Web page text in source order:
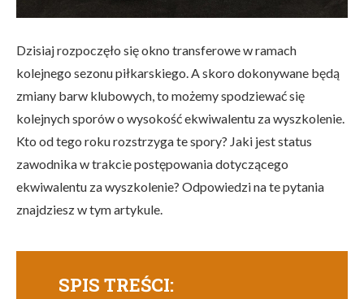
Dzisiaj rozpoczęło się okno transferowe w ramach
kolejnego sezonu piłkarskiego. A skoro dokonywane będą
zmiany barw klubowych, to możemy spodziewać się
kolejnych sporów o wysokość ekwiwalentu za wyszkolenie.
Kto od tego roku rozstrzyga te spory? Jaki jest status
zawodnika w trakcie postępowania dotyczącego
ekwiwalentu za wyszkolenie? Odpowiedzi na te pytania
znajdziesz w tym artykule.
SPIS TREŚCI: